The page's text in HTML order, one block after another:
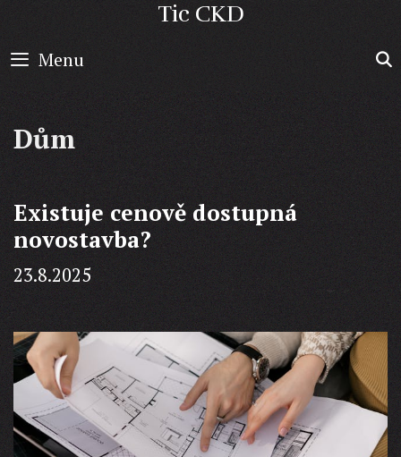
content
Tic CKD
Menu
Dům
Existuje cenově dostupná
novostavba?
23.8.2025